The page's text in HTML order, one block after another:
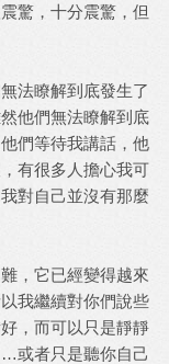
驚，十分震驚，但
法瞭解到底發生了
他們無法瞭解到底
們等待我講話，他
有很多人擔心我可
對自己並沒有那麼
，它已經變得越來
我繼續對你們說些
，而可以只是靜靜
者只是聽你自己